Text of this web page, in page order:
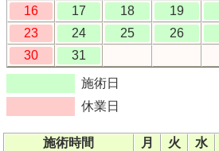
16
17 18 19
23
24 25 26
30
31
施術日
休業日
施術時間 月 火 水